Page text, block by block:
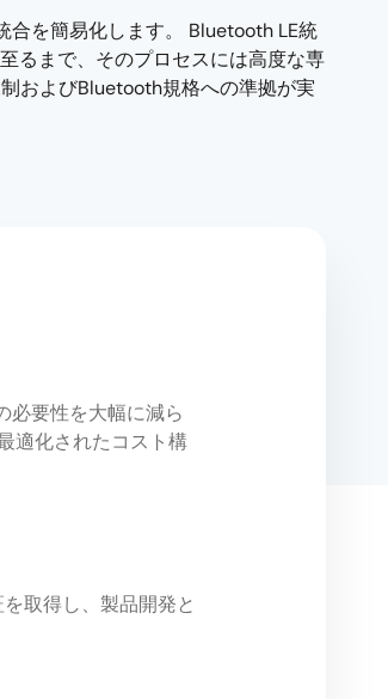
合を簡易化します。 Bluetooth LE統
るまで、そのプロセスには高度な専
およびBluetooth規格への準拠が実
必要性を大幅に減ら
適化されたコスト構
取得し、製品開発と